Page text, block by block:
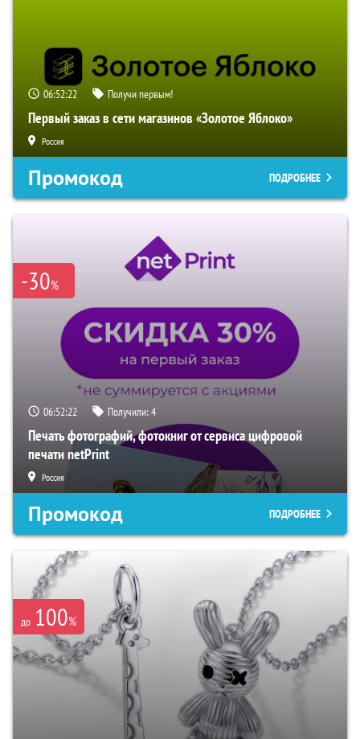
06:52:21 Получи первым!
Первый заказ в сети магазинов «Золотое Яблоко»
Россия
Промокод ПОДРОБНЕЕ
-30%
06:52:21 Получили:4
Печать фотографий, фотокниг от сервиса цифровой
печати netPrint
Россия
Промокод ПОДРОБНЕЕ
до 100%